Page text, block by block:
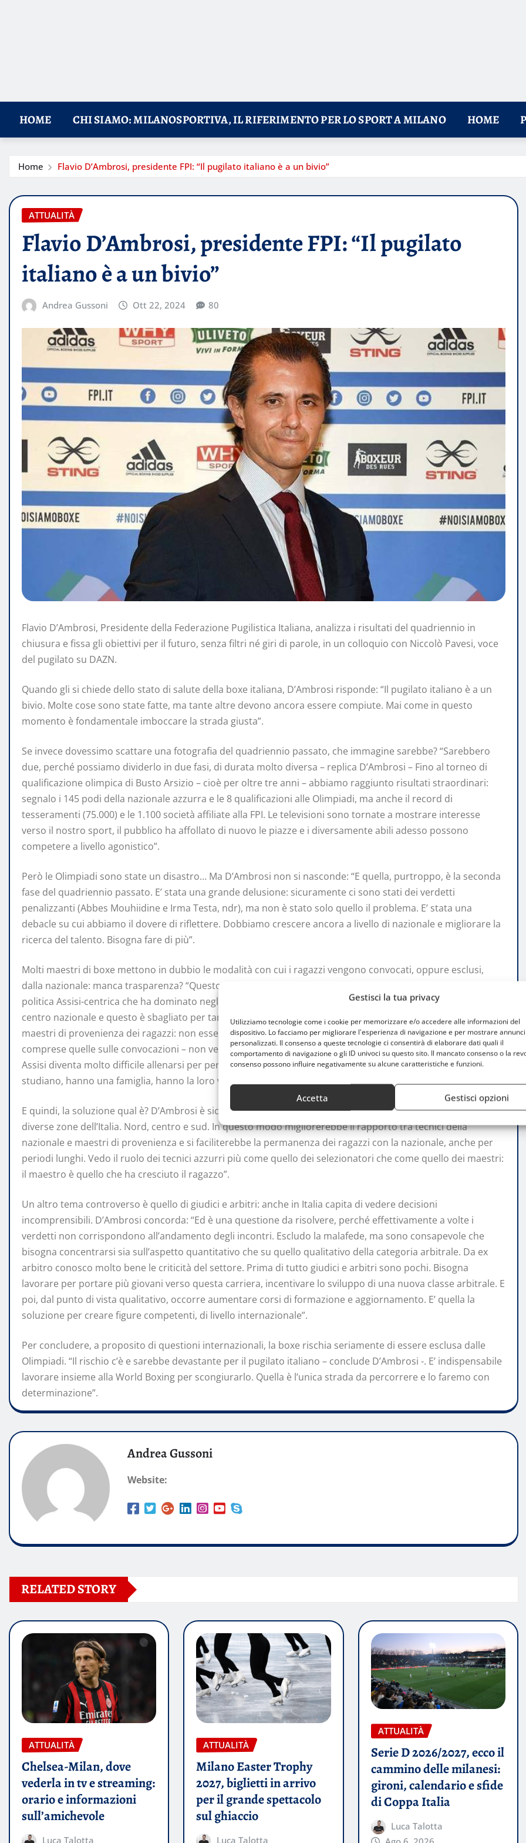
Gestisci la tua privacy
Utilizziamo tecnologie come i cookie per memorizzare e/o accedere alle informazioni del
dispositivo. Lo facciamo per migliorare l'esperienza di navigazione e per mostrare
personalizzati. Il consenso a queste tecnologie ci consentirà di elaborare dati quali il
comportamento di navigazione o gli ID univoci su questo sito. Il mancato consenso o la
consenso possono influire negativamente su alcune caratteristiche e funzioni.
Accetta Gestisci opzioni
HOME CHI SIAMO: MILANOSPORTIVA, IL RIFERIMENTO PER LO SPORT A MILANO HOME
Home Flavio D’Ambrosi, presidente FPI: “Il pugilato italiano è a un bivio”
ATTUALITÀ
Flavio D’Ambrosi, presidente FPI: “Il pugilato
italiano è a un bivio”
Andrea Gussoni Ott 22, 2024 80
Flavio D’Ambrosi, Presidente della Federazione Pugilistica Italiana, analizza i risultati del quadriennio in
chiusura e fissa gli obiettivi per il futuro, senza filtri né giri di parole, in un colloquio con Niccolò Pavesi, voce
del pugilato su DAZN.
Quando gli si chiede dello stato di salute della boxe italiana, D’Ambrosi risponde: “Il pugilato italiano è a un
bivio. Molte cose sono state fatte, ma tante altre devono ancora essere compiute. Mai come in questo
momento è fondamentale imboccare la strada giusta”.
Se invece dovessimo scattare una fotografia del quadriennio passato, che immagine sarebbe? “Sarebbero
due, perché possiamo dividerlo in due fasi, di durata molto diversa – replica D’Ambrosi – Fino al torneo di
qualificazione olimpica di Busto Arsizio – cioè per oltre tre anni – abbiamo raggiunto risultati straordinari:
segnalo i 145 podi della nazionale azzurra e le 8 qualificazioni alle Olimpiadi, ma anche il record di
tesseramenti (75.000) e le 1.100 società affiliate alla FPI. Le televisioni sono tornate a mostrare interesse
verso il nostro sport, il pubblico ha affollato di nuovo le piazze e i diversamente abili adesso possono
competere a livello agonistico”.
Però le Olimpiadi sono state un disastro… Ma D’Ambrosi non si nasconde: “E quella, purtroppo, è la seconda
fase del quadriennio passato. E’ stata una grande delusione: sicuramente ci sono stati dei verdetti
penalizzanti (Abbes Mouhiidine e Irma Testa, ndr), ma non è stato solo quello il problema. E’ stata una
debacle su cui abbiamo il dovere di riflettere. Dobbiamo crescere ancora a livello di nazionale e migliorare la
ricerca del talento. Bisogna fare di più”.
Molti maestri di boxe mettono in dubbio le modalità con cui i ragazzi vengono convocati, oppure esclusi,
dalla nazionale: manca trasparenza? “Questo è un tema che fa parte di un problema più grande, e cioè la
politica Assisi-centrica che ha dominato negli ultimi trent’anni – afferma D’Ambrosi – Assisi è, ad oggi, l’unico
centro nazionale e questo è sbagliato per tanti motivi. Prima di tutto si crea uno stacco tra la nazionale e i
maestri di provenienza dei ragazzi: non essendoci comunicazione spesso le scelte dei tecnici azzurri –
comprese quelle sulle convocazioni – non vengono capite. E poi per i pugili che vivono in zone lontane da
Assisi diventa molto difficile allenarsi per periodi lunghi con la nazionale: non dimentichiamoci che i ragazzi
studiano, hanno una famiglia, hanno la loro vita. E’ impensabile che stiano tanto tempo ad Assisi”.
E quindi, la soluzione qual è? D’Ambrosi è sicuro: “Il decentramento: ci vogliono più centri della nazionale, in
diverse zone dell’Italia. Nord, centro e sud. In questo modo migliorerebbe il rapporto tra tecnici della
nazionale e maestri di provenienza e si faciliterebbe la permanenza dei ragazzi con la nazionale, anche per
periodi lunghi. Vedo il ruolo dei tecnici azzurri più come quello dei selezionatori che come quello dei maestri:
il maestro è quello che ha cresciuto il ragazzo”.
Un altro tema controverso è quello di giudici e arbitri: anche in Italia capita di vedere decisioni
incomprensibili. D’Ambrosi concorda: “Ed è una questione da risolvere, perché effettivamente a volte i
verdetti non corrispondono all’andamento degli incontri. Escludo la malafede, ma sono consapevole che
bisogna concentrarsi sia sull’aspetto quantitativo che su quello qualitativo della categoria arbitrale. Da ex
arbitro conosco molto bene le criticità del settore. Prima di tutto giudici e arbitri sono pochi. Bisogna
lavorare per portare più giovani verso questa carriera, incentivare lo sviluppo di una nuova classe arbitrale. E
poi, dal punto di vista qualitativo, occorre aumentare corsi di formazione e aggiornamento. E’ quella la
soluzione per creare figure competenti, di livello internazionale”.
Per concludere, a proposito di questioni internazionali, la boxe rischia seriamente di essere esclusa dalle
Olimpiadi. “Il rischio c’è e sarebbe devastante per il pugilato italiano – conclude D’Ambrosi -. E’ indispensabile
lavorare insieme alla World Boxing per scongiurarlo. Quella è l’unica strada da percorrere e lo faremo con
determinazione”.
Andrea Gussoni
Website:
RELATED STORY
ATTUALITÀ
Chelsea-Milan, dove
vederla in tv e streaming:
orario e informazioni
sull’amichevole
Luca Talotta
ATTUALITÀ
Milano Easter Trophy
2027, biglietti in arrivo
per il grande spettacolo
sul ghiaccio
Luca Talotta
ATTUALITÀ
Serie D 2026/2027, ecco il
cammino delle milanesi:
gironi, calendario e sfide
di Coppa Italia
Luca Talotta